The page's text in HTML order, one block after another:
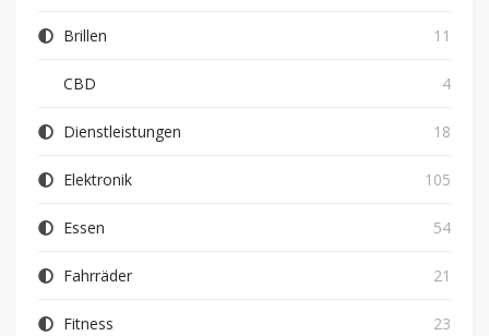
Brillen 11
CBD 4
Dienstleistungen 18
Elektronik 105
Essen 54
Fahrräder 21
Fitness 23